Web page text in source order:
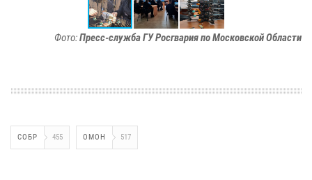
Фото:Пресс-служба ГУ Росгвария по Московской Области
СОБР 455 ОМОН 517